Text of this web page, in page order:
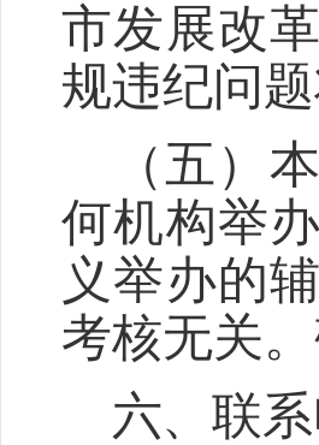
市发展改
规违纪问
（五）
何机构举
义举办的
考核无关
六、联